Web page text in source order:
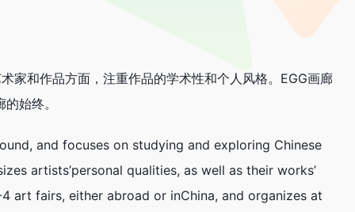
家和作品方面，注重作品的学术性和个人风格。EGG画廊
始终。
and focuses on studying and exploring Chinese
artists’personal qualities, as well as their works’
art fairs, either abroad or inChina, and organizes at